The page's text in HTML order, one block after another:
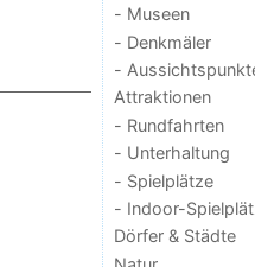
- Museen
- Denkmäler
-
Attraktionen
- Rundfahrten
- Unterhaltung
- Spielplätze
- Indoor-
Dörfer & Städte